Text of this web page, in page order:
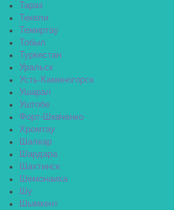
Тараз
Текели
Темиртау
Тобыл
Туркестан
Уральск
Усть-Каменогорск
Ушарал
Уштобе
Форт-Шевченко
Хромтау
Шалкар
Шардара
Шахтинск
Шемонаиха
Шу
Шымкент